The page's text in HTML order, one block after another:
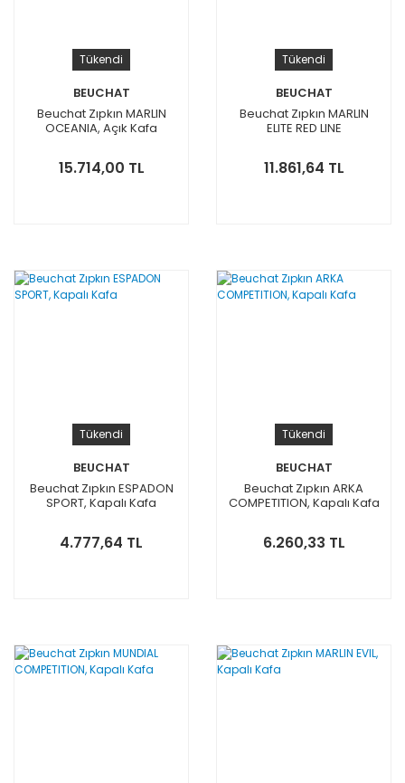
Tükendi
BEUCHAT
Beuchat Zıpkın MARLIN
OCEANIA, Açık Kafa
15.714,00 TL
Tükendi
BEUCHAT
Beuchat Zıpkın MARLIN
ELITE RED LINE
11.861,64 TL
Tükendi
BEUCHAT
Beuchat Zıpkın ESPADON
SPORT, Kapalı Kafa
4.777,64 TL
Tükendi
BEUCHAT
Beuchat Zıpkın ARKA
COMPETITION, Kapalı Kafa
6.260,33 TL